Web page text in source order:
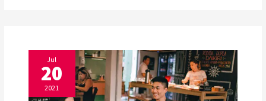
Jul
20
2021